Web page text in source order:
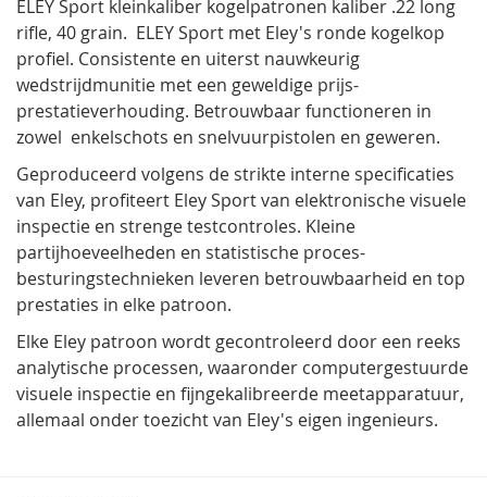
ELEY Sport kleinkaliber kogelpatronen kaliber .22 long
rifle, 40 grain. ELEY Sport met Eley's ronde kogelkop
profiel. Consistente en uiterst nauwkeurig
wedstrijdmunitie met een geweldige prijs-
prestatieverhouding. Betrouwbaar functioneren in
zowel enkelschots en snelvuurpistolen en geweren.
Geproduceerd volgens de strikte interne specificaties
van Eley, profiteert Eley Sport van elektronische visuele
inspectie en strenge testcontroles. Kleine
partijhoeveelheden en statistische proces-
besturingstechnieken leveren betrouwbaarheid en top
prestaties in elke patroon.
Elke Eley patroon wordt gecontroleerd door een reeks
analytische processen, waaronder computergestuurde
visuele inspectie en fijngekalibreerde meetapparatuur,
allemaal onder toezicht van Eley's eigen ingenieurs.